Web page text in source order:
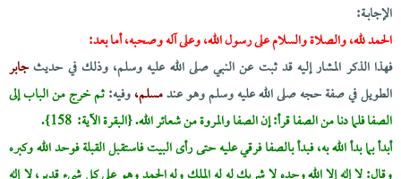
الإجابــة:
الحمد لله، والصلاة والسلام على رسول الله، وعلى آله وصحبه، أما بعد:
فهذا الذكر المشار إليه قد ثبت عن النبي صلى الله عليه وسلم، وذلك في حديثجابر
الطويل في صفة حجه صلى الله عليه وسلم وهو عندمسلم،وفيه:ثم خرج من الباب إلى
الصفا فلما دنا من الصفا قرأ: إن الصفا والمروة من شعائر الله.{البقرة الآية: 158}.
أبدأ بما بدأ الله به، فبدأ بالصفا فرقي عليه حتى رأى البيت فاستقبل القبلة فوحد الله وكبره